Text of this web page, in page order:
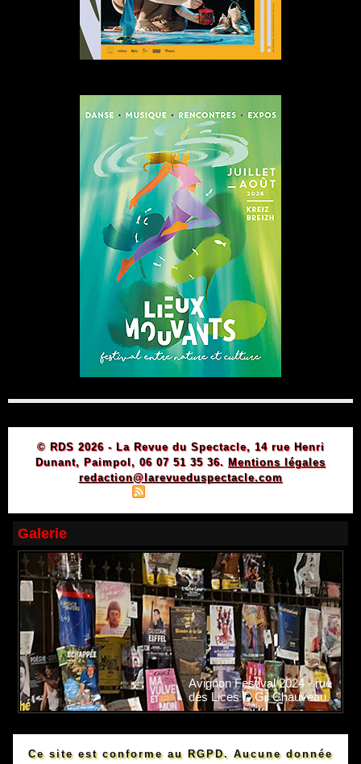
© RDS 2026 - La Revue du Spectacle, 14 rue Henri
Dunant, Paimpol, 06 07 51 35 36. Mentions légales
redaction@larevueduspectacle.com
Galerie
Avignon Festival 2024 - rue
des Lices © Gil Chauveau.
Ce site est conforme au RGPD. Aucune donnée